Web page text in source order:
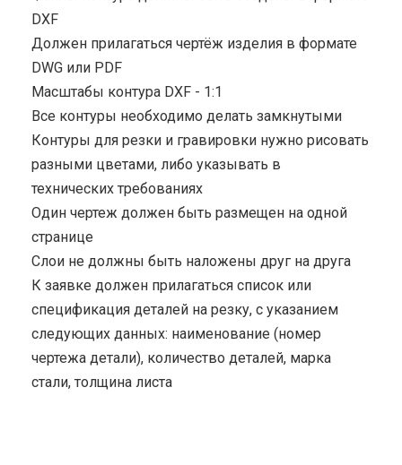
DXF
Должен прилагаться чертёж изделия в формате
DWG или PDF
Масштабы контура DXF - 1:1
Все контуры необходимо делать замкнутыми
Контуры для резки и гравировки нужно рисовать
разными цветами, либо указывать в
технических требованиях
Один чертеж должен быть размещен на одной
странице
Cлои не должны быть наложены друг на друга
К заявке должен прилагаться список или
спецификация деталей на резку, с указанием
следующих данных: наименование (номер
чертежа детали), количество деталей, марка
стали, толщина листа